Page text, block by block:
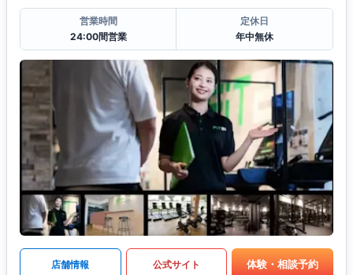
営業時間
24:00間営業
定休日
年中無休
店舗情報 公式サイト 体験・相談予約